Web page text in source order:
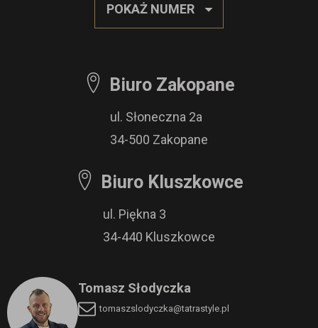
POKAŻ NUMER
Biuro Zakopane
ul. Słoneczna 2a
34-500 Zakopane
Biuro Kluszkowce
ul. Piękna 3
34-440 Kluszkowce
Tomasz Słodyczka
tomaszslodyczka@tatrastyle.pl